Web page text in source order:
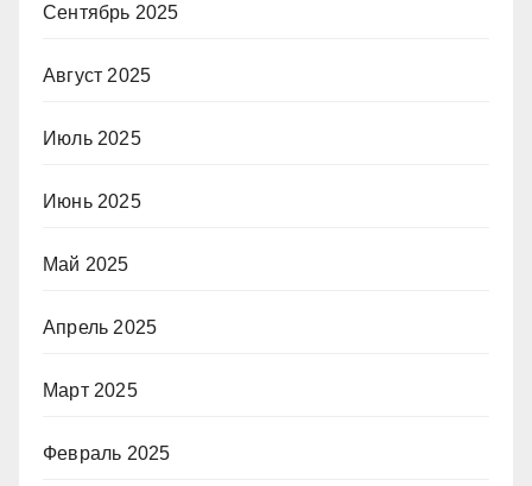
Сентябрь 2025
Август 2025
Июль 2025
Июнь 2025
Май 2025
Апрель 2025
Март 2025
Февраль 2025